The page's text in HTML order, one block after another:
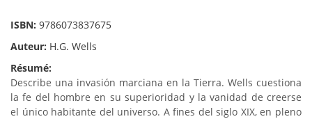
ISBN: 9786073837675
Auteur: H.G. Wells
Résumé:
Describe una invasión marciana en la Tierra. Wells cuestiona
la fe del hombre en su superioridad y la vanidad de creerse
el único habitante del universo. A fines del siglo XIX, en pleno